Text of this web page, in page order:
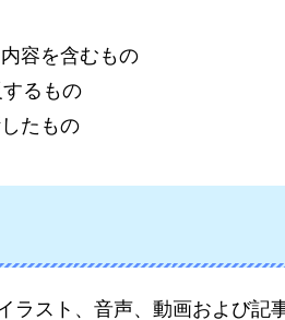
容を含むもの
るもの
たもの
ラスト、音声、動画および記